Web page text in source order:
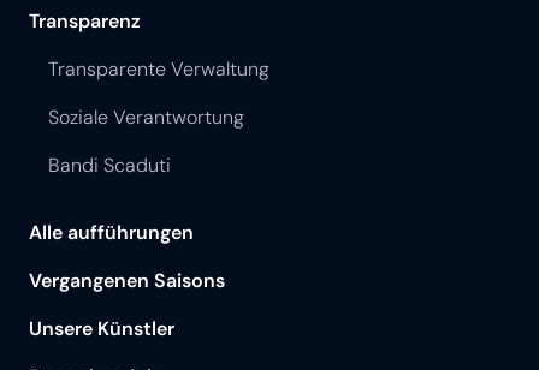
Transparenz
Transparente Verwaltung
Soziale Verantwortung
Bandi Scaduti
Alle aufführungen
Vergangenen Saisons
Unsere Künstler